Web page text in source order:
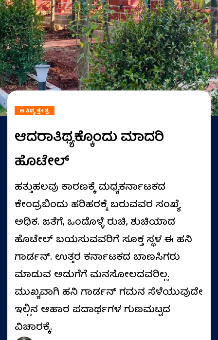
ಆತಿಥ್ಯ ಕ್ಷೇತ್ರ
ಆದರಾತಿಥ್ಯಕ್ಕೊಂದು ಮಾದರಿ
ಹೊಟೇಲ್
ಹತ್ತುಹಲವು ಕಾರಣಕ್ಕೆ ಮಧ್ಯಕರ್ನಾಟಕದ
ಕೇಂದ್ರಬಿಂದು ಹರಿಹರಕ್ಕೆ ಬರುವವರ ಸಂಖ್ಯೆ
ಅಧಿಕ. ಜತೆಗೆ, ಒಂದೊಳ್ಳೆ ರುಚಿ, ಶುಚಿಯಾದ
ಹೊಟೇಲ್ ಬಯಸುವವರಿಗೆ ಸೂಕ್ತ ಸ್ಥಳ ಈ ಹನಿ
ಗಾರ್ಡನ್. ಉತ್ತರ ಕರ್ನಾಟಕದ ಬಾಣಸಿಗರು
ಮಾಡುವ ಅಡುಗೆಗೆ ಮನಸೋಲದವರಿಲ್ಲ.
ಮುಖ್ಯವಾಗಿ ಹನಿ ಗಾರ್ಡನ್ ಗಮನ ಸೆಳೆಯುವುದೇ
ಇಲ್ಲಿನ ಆಹಾರ ಪದಾರ್ಥಗಳ ಗುಣಮಟ್ಟದ
ವಿಚಾರಕ್ಕೆ.